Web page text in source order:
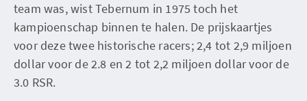
team was, wist Tebernum in 1975 toch het
kampioenschap binnen te halen. De prijskaartjes
voor deze twee historische racers; 2,4 tot 2,9 miljoen
dollar voor de 2.8 en 2 tot 2,2 miljoen dollar voor de
3.0 RSR.